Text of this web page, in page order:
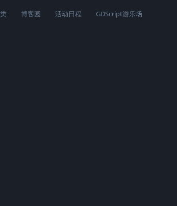
博客园 活动日程 GDScript游乐场